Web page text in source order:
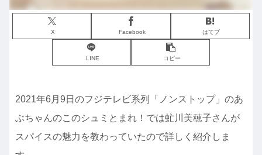
X Facebook はてブ
LINE コピー
2021年6月9日のフジテレビ系列「ノンストップ」のあ
ぶちゃんのこのシュミとまれ！では虻川美穂子さんが
スパイスの魅力を教わっていたので詳しく紹介しま